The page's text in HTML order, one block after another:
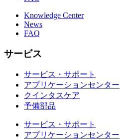
Knowledge Center
News
FAQ
サービス
サービス・サポート
アプリケーションセンター
クインタスケア
予備部品
サービス・サポート
アプリケーションセンター